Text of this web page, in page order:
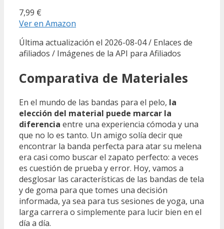
7,99 €
Ver en Amazon
Última actualización el 2026-08-04 / Enlaces de
afiliados / Imágenes de la API para Afiliados
Comparativa de Materiales
En el mundo de las bandas para el pelo, la
elección del material puede marcar la
diferencia entre una experiencia cómoda y una
que no lo es tanto. Un amigo solía decir que
encontrar la banda perfecta para atar su melena
era casi como buscar el zapato perfecto: a veces
es cuestión de prueba y error. Hoy, vamos a
desglosar las características de las bandas de tela
y de goma para que tomes una decisión
informada, ya sea para tus sesiones de yoga, una
larga carrera o simplemente para lucir bien en el
día a día.